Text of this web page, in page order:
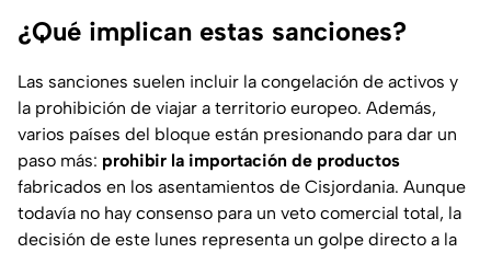
¿Qué implican estas sanciones?
Las sanciones suelen incluir la congelación de activos y
la prohibición de viajar a territorio europeo. Además,
varios países del bloque están presionando para dar un
paso más: prohibir la importación de productos
fabricados en los asentamientos de Cisjordania. Aunque
todavía no hay consenso para un veto comercial total, la
decisión de este lunes representa un golpe directo a la